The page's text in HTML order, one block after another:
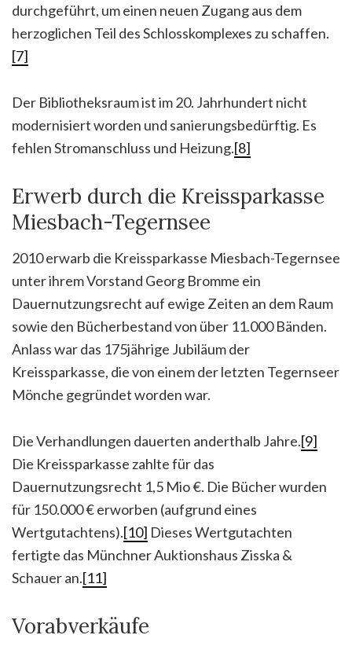
durchgeführt, um einen neuen Zugang aus dem
herzoglichen Teil des Schlosskomplexes zu schaffen.
[7]
Der Bibliotheksraum ist im 20. Jahrhundert nicht
modernisiert worden und sanierungsbedürftig. Es
fehlen Stromanschluss und Heizung.[8]
Erwerb durch die Kreissparkasse
Miesbach-Tegernsee
2010 erwarb die Kreissparkasse Miesbach-Tegernsee
unter ihrem Vorstand Georg Bromme ein
Dauernutzungsrecht auf ewige Zeiten an dem Raum
sowie den Bücherbestand von über 11.000 Bänden.
Anlass war das 175jährige Jubiläum der
Kreissparkasse, die von einem der letzten Tegernseer
Mönche gegründet worden war.
Die Verhandlungen dauerten anderthalb Jahre.[9]
Die Kreissparkasse zahlte für das
Dauernutzungsrecht 1,5 Mio €. Die Bücher wurden
für 150.000 € erworben (aufgrund eines
Wertgutachtens).[10] Dieses Wertgutachten
fertigte das Münchner Auktionshaus Zisska &
Schauer an.[11]
Vorabverkäufe